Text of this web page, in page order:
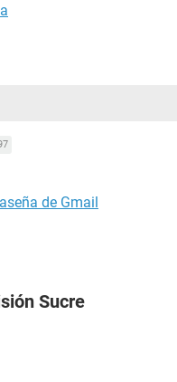
de Gmail
Sucre